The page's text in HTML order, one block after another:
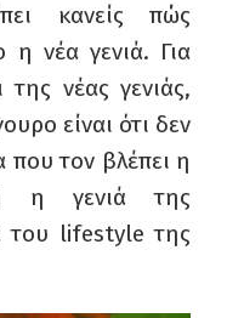
κανείς πώς
η νέα γενιά. Για
νέας γενιάς,
είναι ότι δεν
που τον βλέπει η
η γενιά της
του lifestyle της